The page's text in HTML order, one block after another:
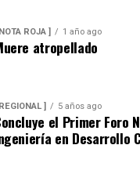
ROJA ] 1 año ago
atropellado
] 5 años ago
el Primer Foro
en Desarrollo